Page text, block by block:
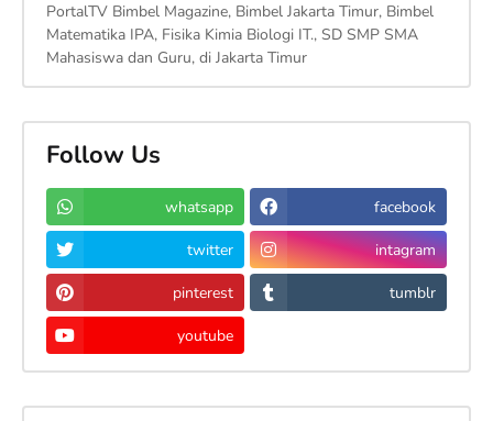
PortalTV Bimbel Magazine, Bimbel Jakarta Timur, Bimbel
Matematika IPA, Fisika Kimia Biologi IT., SD SMP SMA
Mahasiswa dan Guru, di Jakarta Timur
Follow Us
whatsapp facebook
twitter intagram
pinterest tumblr
youtube